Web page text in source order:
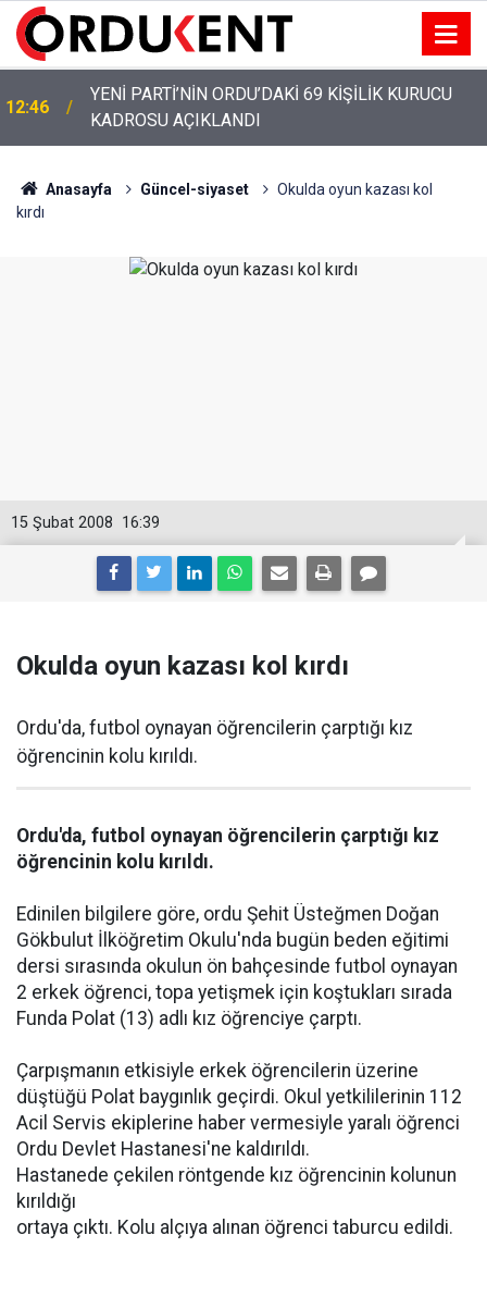
12:46
YENİ PARTİ’NİN ORDU’DAKİ 69 KİŞİLİK KURUCU
KADROSU AÇIKLANDI
Anasayfa Güncel-siyaset
Okulda oyun kazası kol
kırdı
16:39
15 Şubat 2008
Okulda oyun kazası kol kırdı
Ordu'da, futbol oynayan öğrencilerin çarptığı kız
öğrencinin kolu kırıldı.
Ordu'da, futbol oynayan öğrencilerin çarptığı kız
öğrencinin kolu kırıldı.
Edinilen bilgilere göre, ordu Şehit Üsteğmen Doğan
Gökbulut İlköğretim Okulu'nda bugün beden eğitimi
dersi sırasında okulun ön bahçesinde futbol oynayan
2 erkek öğrenci, topa yetişmek için koştukları sırada
Funda Polat (13) adlı kız öğrenciye çarptı.
Çarpışmanın etkisiyle erkek öğrencilerin üzerine
düştüğü Polat baygınlık geçirdi. Okul yetkililerinin 112
Acil Servis ekiplerine haber vermesiyle yaralı öğrenci
Ordu Devlet Hastanesi'ne kaldırıldı.
Hastanede çekilen röntgende kız öğrencinin kolunun
kırıldığı
ortaya çıktı. Kolu alçıya alınan öğrenci taburcu edildi.